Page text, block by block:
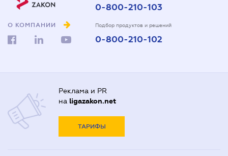
О КОМПАНИИ
0-800-210-103
Подбор продуктов и решений
0-800-210-102
Реклама и PR
на ligazakon.net
ТАРИФЫ